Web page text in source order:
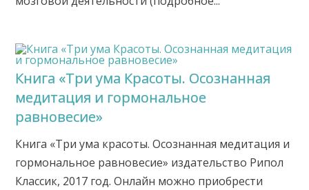
Книга «Три ума Красоты. Oсознанная
медитация и гормональное
равновесие»
Книга «Три ума красоты. Осознанная медитация и
гормональное равновесие» издательство Рипол
Классик, 2017 год. Онлайн можно приобрести